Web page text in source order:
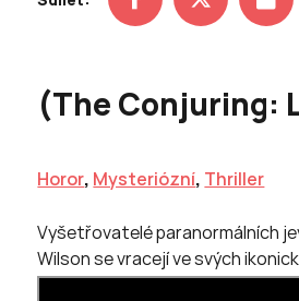
(The Conjuring:
Horor, Mysteriózní, Thriller
Vyšetřovatelé paranormálních
Wilson se vracejí ve svých